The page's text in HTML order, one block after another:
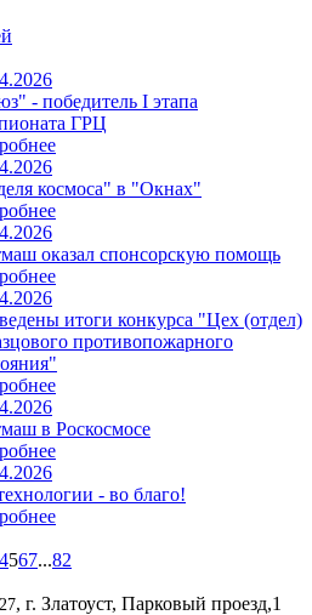
- победитель I этапа
ГРЦ
космоса" в "Окнах"
оказал спонсорскую помощь
итоги конкурса "Цех (отдел)
противопожарного
в Роскосмосе
- во благо!
4567...82
, г. Златоуст, Парковый проезд,1